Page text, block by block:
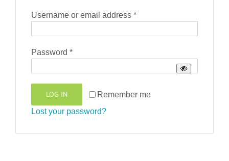
Username or email address *Required
Password *Required
Remember me
LOG IN
Lost your password?